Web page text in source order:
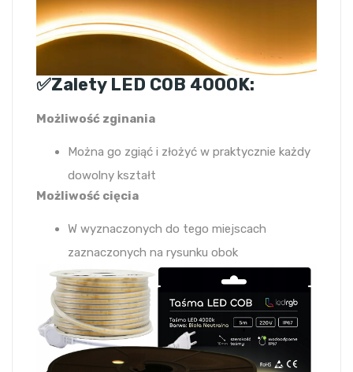
✅Zalety LED COB 4000K:
Możliwość zginania
Można go zgiąć i złożyć w praktycznie każdy
dowolny kształt
Możliwość cięcia
W wyznaczonych do tego miejscach
zaznaczonych na rysunku obok